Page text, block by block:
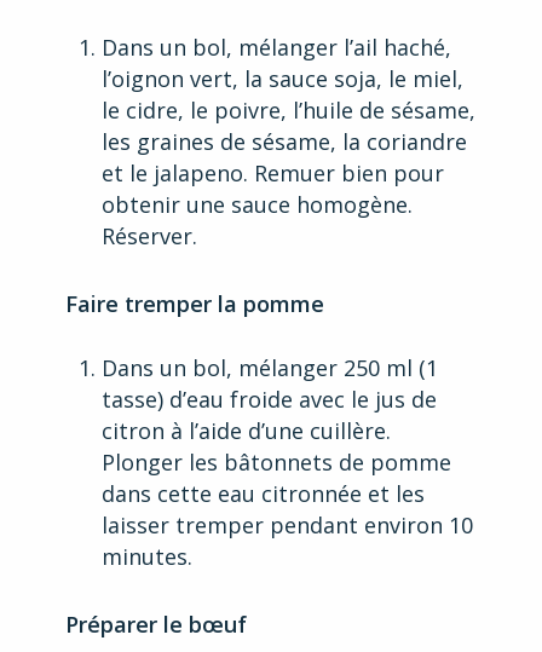
Dans un bol, mélanger l’ail haché,
l’oignon vert, la sauce soja, le miel,
le cidre, le poivre, l’huile de sésame,
les graines de sésame, la coriandre
et le jalapeno. Remuer bien pour
obtenir une sauce homogène.
Réserver.
Faire tremper la pomme
Dans un bol, mélanger 250 ml (1
tasse) d’eau froide avec le jus de
citron à l’aide d’une cuillère.
Plonger les bâtonnets de pomme
dans cette eau citronnée et les
laisser tremper pendant environ 10
minutes.
Préparer le bœuf